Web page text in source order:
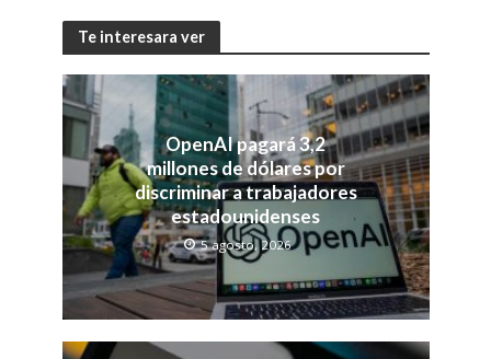
Te interesara ver
OpenAI pagará 3,2
millones de dólares por
discriminar a trabajadores
estadounidenses
5 agosto, 2026